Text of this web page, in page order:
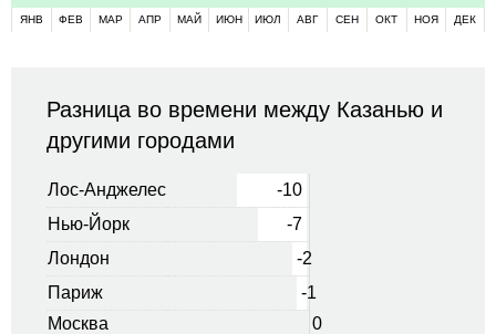
ЯНВ ФЕВ МАР АПР МАЙ ИЮН ИЮЛ АВГ СЕН ОКТ НОЯ ДЕК
Разница во времени между Казанью и
другими городами
Лос-Анджелес
-10
Нью-Йорк
-7
Лондон
-2
Париж
-1
Москва
0